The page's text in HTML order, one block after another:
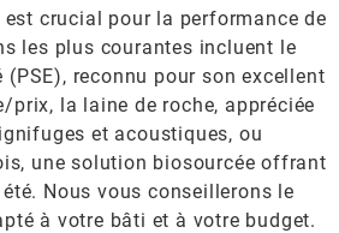
est crucial pour la performance de
les plus courantes incluent le
(PSE), reconnu pour son excellent
prix, la laine de roche, appréciée
et acoustiques, ou
une solution biosourcée offrant
Nous vous conseillerons le
à votre bâti et à votre budget.